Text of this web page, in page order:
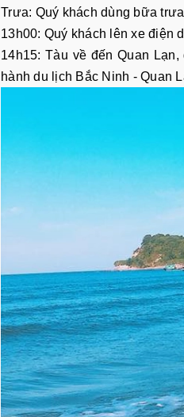
Trưa: Quý khách dùng bữa
13h00: Quý khách lên xe điện
14h15: Tàu về đến Quan
hành du lịch Bắc Ninh - Quan